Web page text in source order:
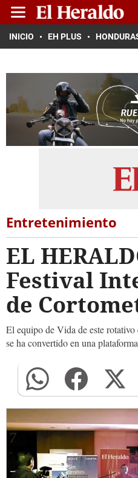
INICIO EH PLUS
Entretenimiento
EL
Festival
de
El equipo de Vida de este
se ha convertido en una